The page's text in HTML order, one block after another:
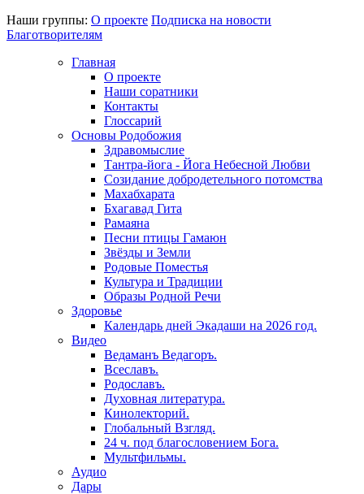
Наши группы: О проекте Подписка на новости
Благотворителям
Главная
О проекте
Наши соратники
Контакты
Глоссарий
Основы Родобожия
Здравомыслие
Тантра-йога - Йога Небесной Любви
Созидание добродетельного потомства
Махабхарата
Бхагавад Гита
Рамаяна
Песни птицы Гамаюн
Звёзды и Земли
Родовые Поместья
Культура и Традиции
Образы Родной Речи
Здоровье
Календарь дней Экадаши на 2026 год.
Видео
Ведаманъ Ведагоръ.
Всеславъ.
Родославъ.
Духовная литература.
Кинолекторий.
Глобальный Взгляд.
24 ч. под благословением Бога.
Мультфильмы.
Аудио
Дары